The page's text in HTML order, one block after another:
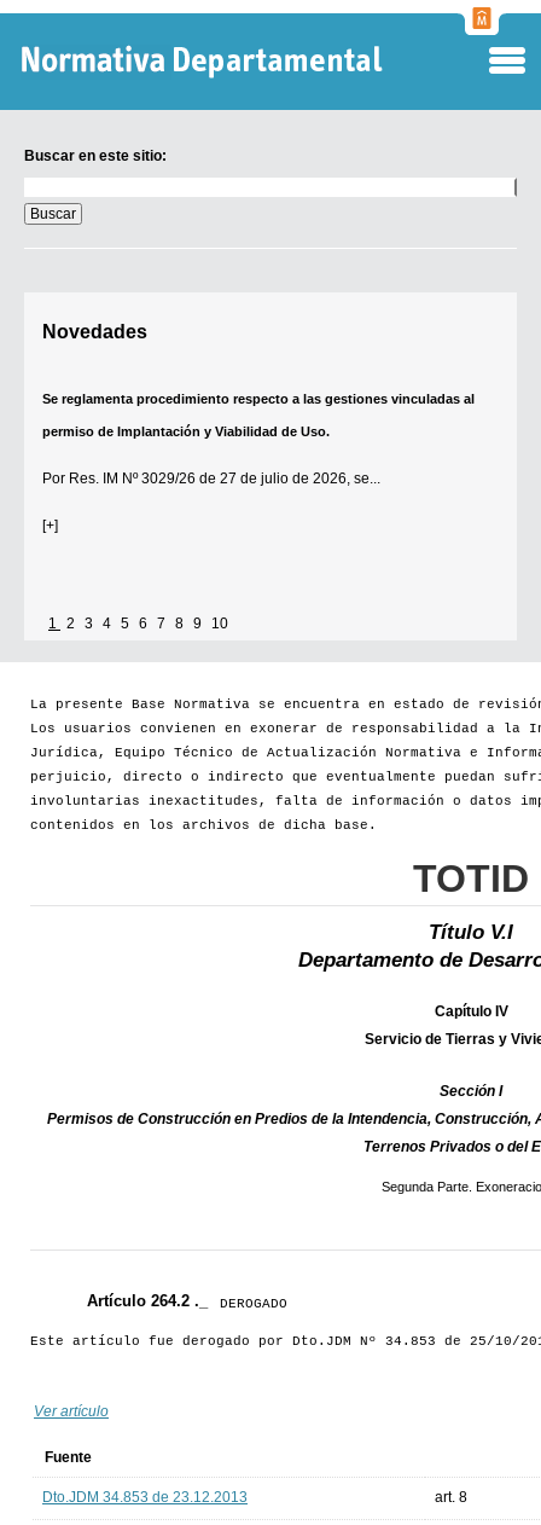
Buscar en este sitio:
en
este
sitio:
Novedades
Se reglamenta procedimiento respecto a las gestiones vinculadas al
permiso de Implantación y Viabilidad de Uso.
Por Res. IM Nº 3029/26 de 27 de julio de 2026, se...
[+]
1 2 3 4 5 6 7 8 9 10
La presente Base Normativa se encuentra en estado de
Los usuarios convienen en exonerar de responsabilidad a la
Jurídica, Equipo Técnico de Actualización Normativa e
perjuicio, directo o indirecto que eventualmente puedan
involuntarias inexactitudes, falta de información o datos
contenidos en los archivos de dicha base.
TOTID
Título V.I
Departamento de
Capítulo IV
Servicio de Tierras y
Sección I
Permisos de Construcción en Predios de la Intendencia,
Terrenos Privados o del
Segunda Parte.
Artículo 264.2 ._ DEROGADO
Este artículo fue derogado por Dto.JDM Nº 34.853 de 25/10/
Ver artículo
Fuente
Dto.JDM 34.853 de 23.12.2013 art. 8